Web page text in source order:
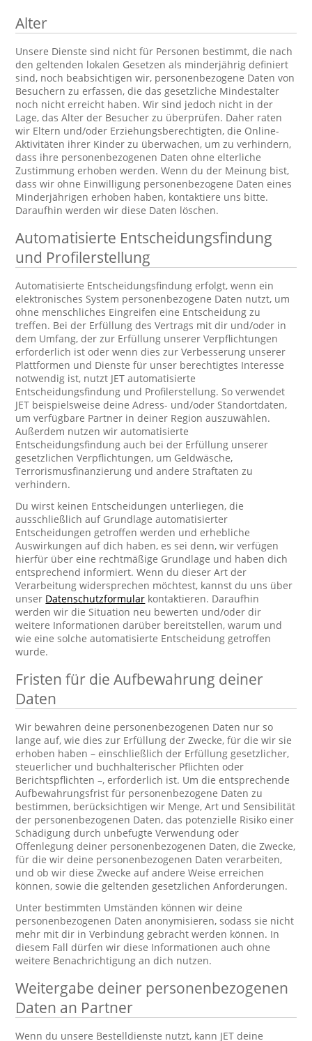
Alter
Unsere Dienste sind nicht für Personen bestimmt, die nach
den geltenden lokalen Gesetzen als minderjährig definiert
sind, noch beabsichtigen wir, personenbezogene Daten von
Besuchern zu erfassen, die das gesetzliche Mindestalter
noch nicht erreicht haben. Wir sind jedoch nicht in der
Lage, das Alter der Besucher zu überprüfen. Daher raten
wir Eltern und/oder Erziehungsberechtigten, die Online-
Aktivitäten ihrer Kinder zu überwachen, um zu verhindern,
dass ihre personenbezogenen Daten ohne elterliche
Zustimmung erhoben werden. Wenn du der Meinung bist,
dass wir ohne Einwilligung personenbezogene Daten eines
Minderjährigen erhoben haben, kontaktiere uns bitte.
Daraufhin werden wir diese Daten löschen.
Automatisierte Entscheidungsfindung
und Profilerstellung
Automatisierte Entscheidungsfindung erfolgt, wenn ein
elektronisches System personenbezogene Daten nutzt, um
ohne menschliches Eingreifen eine Entscheidung zu
treffen. Bei der Erfüllung des Vertrags mit dir und/oder in
dem Umfang, der zur Erfüllung unserer Verpflichtungen
erforderlich ist oder wenn dies zur Verbesserung unserer
Plattformen und Dienste für unser berechtigtes Interesse
notwendig ist, nutzt JET automatisierte
Entscheidungsfindung und Profilerstellung. So verwendet
JET beispielsweise deine Adress- und/oder Standortdaten,
um verfügbare Partner in deiner Region auszuwählen.
Außerdem nutzen wir automatisierte
Entscheidungsfindung auch bei der Erfüllung unserer
gesetzlichen Verpflichtungen, um Geldwäsche,
Terrorismusfinanzierung und andere Straftaten zu
verhindern.
Du wirst keinen Entscheidungen unterliegen, die
ausschließlich auf Grundlage automatisierter
Entscheidungen getroffen werden und erhebliche
Auswirkungen auf dich haben, es sei denn, wir verfügen
hierfür über eine rechtmäßige Grundlage und haben dich
entsprechend informiert. Wenn du dieser Art der
Verarbeitung widersprechen möchtest, kannst du uns über
unser Datenschutzformular kontaktieren. Daraufhin
werden wir die Situation neu bewerten und/oder dir
weitere Informationen darüber bereitstellen, warum und
wie eine solche automatisierte Entscheidung getroffen
wurde.
Fristen für die Aufbewahrung deiner
Daten
Wir bewahren deine personenbezogenen Daten nur so
lange auf, wie dies zur Erfüllung der Zwecke, für die wir sie
erhoben haben – einschließlich der Erfüllung gesetzlicher,
steuerlicher und buchhalterischer Pflichten oder
Berichtspflichten –, erforderlich ist. Um die entsprechende
Aufbewahrungsfrist für personenbezogene Daten zu
bestimmen, berücksichtigen wir Menge, Art und Sensibilität
der personenbezogenen Daten, das potenzielle Risiko einer
Schädigung durch unbefugte Verwendung oder
Offenlegung deiner personenbezogenen Daten, die Zwecke,
für die wir deine personenbezogenen Daten verarbeiten,
und ob wir diese Zwecke auf andere Weise erreichen
können, sowie die geltenden gesetzlichen Anforderungen.
Unter bestimmten Umständen können wir deine
personenbezogenen Daten anonymisieren, sodass sie nicht
mehr mit dir in Verbindung gebracht werden können. In
diesem Fall dürfen wir diese Informationen auch ohne
weitere Benachrichtigung an dich nutzen.
Weitergabe deiner personenbezogenen
Daten an Partner
Wenn du unsere Bestelldienste nutzt, kann JET deine